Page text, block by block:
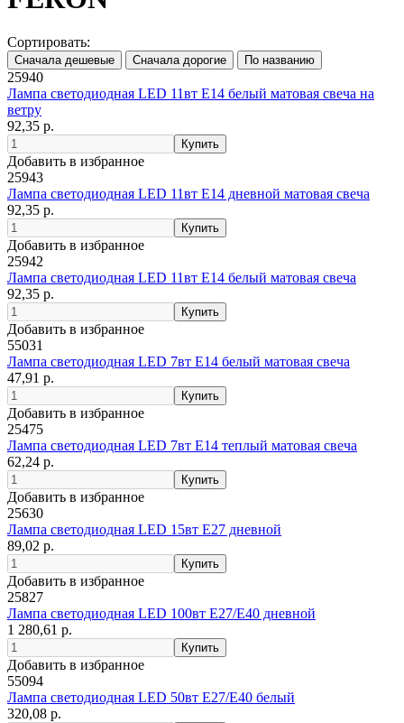
Сортировать:
25940
Лампа светодиодная LED 11вт Е14 белый матовая свеча на
ветру
92,35 р.
Добавить в избранное
25943
Лампа светодиодная LED 11вт E14 дневной матовая свеча
92,35 р.
Добавить в избранное
25942
Лампа светодиодная LED 11вт E14 белый матовая свеча
92,35 р.
Добавить в избранное
55031
Лампа светодиодная LED 7вт E14 белый матовая свеча
47,91 р.
Добавить в избранное
25475
Лампа светодиодная LED 7вт E14 теплый матовая свеча
62,24 р.
Добавить в избранное
25630
Лампа светодиодная LED 15вт Е27 дневной
89,02 р.
Добавить в избранное
25827
Лампа светодиодная LED 100вт Е27/Е40 дневной
1 280,61 р.
Добавить в избранное
55094
Лампа светодиодная LED 50вт Е27/Е40 белый
320,08 р.